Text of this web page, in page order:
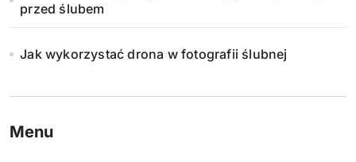
przed ślubem
Jak wykorzystać drona w fotografii ślubnej
Menu